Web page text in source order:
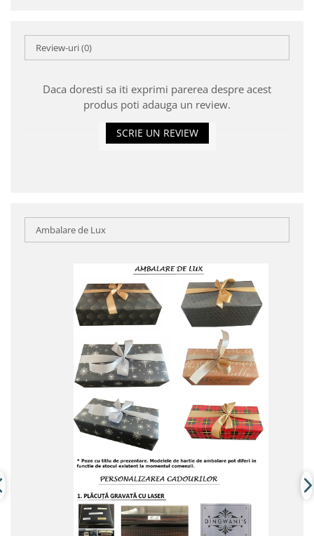
Review-uri(0)
Daca doresti sa iti exprimi parerea despre acest
produs poti adauga un review.
SCRIE UN REVIEW
Ambalare de Lux